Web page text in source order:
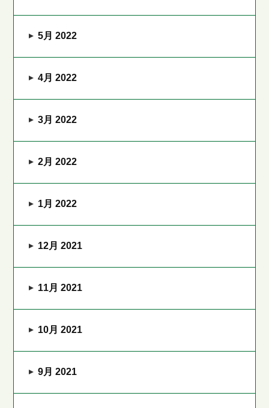
5月 2022
4月 2022
3月 2022
2月 2022
1月 2022
12月 2021
11月 2021
10月 2021
9月 2021